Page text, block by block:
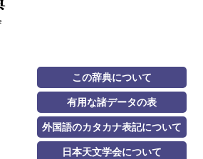
この辞典について
有用な諸データの表
外国語のカタカナ表記について
日本天文学会について